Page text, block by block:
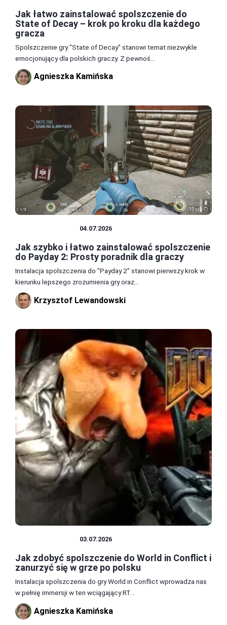
Jak łatwo zainstalować spolszczenie do
State of Decay – krok po kroku dla każdego
gracza
Spolszczenie gry "State of Decay" stanowi temat niezwykle
emocjonujący dla polskich graczy. Z pewnoś...
Agnieszka Kamińska
04.07.2026
Jak szybko i łatwo zainstalować spolszczenie
do Payday 2: Prosty poradnik dla graczy
Instalacja spolszczenia do "Payday 2" stanowi pierwszy krok w
kierunku lepszego zrozumienia gry oraz...
Krzysztof Lewandowski
03.07.2026
Jak zdobyć spolszczenie do World in Conflict i
zanurzyć się w grze po polsku
Instalacja spolszczenia do gry World in Conflict wprowadza nas
w pełnię immersji w ten wciągający RT...
Agnieszka Kamińska